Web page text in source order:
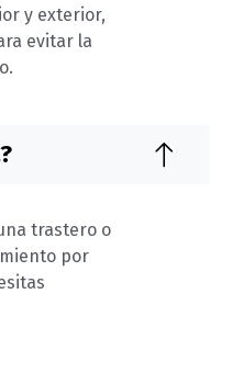
y exterior,
evitar la
trastero o
por